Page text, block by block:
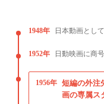
1948年 日本動画とし
1952年 日動映画に商
1956年 短編の外注
画の専属ス